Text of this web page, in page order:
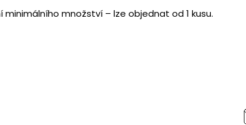
množství – lze objednat od 1 kusu.